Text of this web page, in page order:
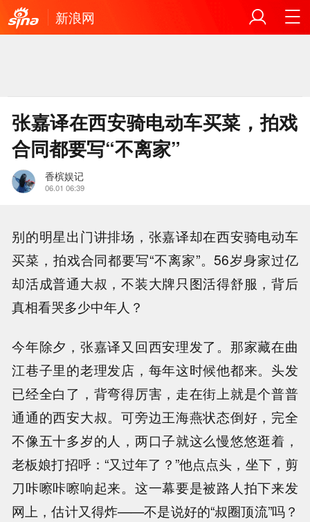
新浪网
张嘉译在西安骑电动车买菜，拍戏
合同都要写“不离家”
香槟娱记
06.01 06:39
别的明星出门讲排场，张嘉译却在西安骑电动车
买菜，拍戏合同都要写“不离家”。56岁身家过亿
却活成普通大叔，不装大牌只图活得舒服，背后
真相看哭多少中年人？
今年除夕，张嘉译又回西安理发了。那家藏在曲
江巷子里的老理发店，每年这时候他都来。头发
已经全白了，背弯得厉害，走在街上就是个普普
通通的西安大叔。可旁边王海燕状态倒好，完全
不像五十多岁的人，两口子就这么慢悠悠逛着，
老板娘打招呼：“又过年了？”他点点头，坐下，剪
刀咔嚓咔嚓响起来。这一幕要是被路人拍下来发
网上，估计又得炸——不是说好的“叔圈顶流”吗？